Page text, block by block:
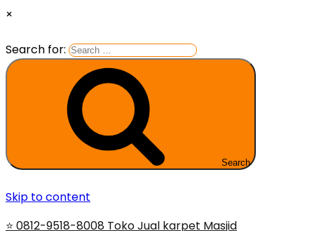
×
Search for:
Search
Skip to content
⭐ 0812-9518-8008 Toko Jual karpet Masjid